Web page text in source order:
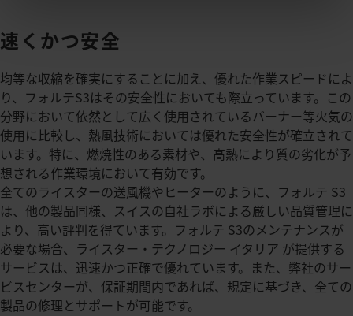
速くかつ安全
均等な収縮を確実にすることに加え、優れた作業スピードによ
り、フォルテS3はその安全性においても際立っています。この
分野において依然として広く使用されているバーナー等火気の
使用に比較し、熱風技術においては優れた安全性が確立されて
います。特に、燃焼性のある素材や、高熱により質の劣化が予
想される作業環境において有効です。
全てのライスターの送風機やヒーターのように、フォルテ S3
は、他の製品同様、スイスの自社ラボによる厳しい品質管理に
より、高い評判を得ています。フォルテ S3のメンテナンスが
必要な場合、ライスター・テクノロジー イタリア が提供する
サービスは、迅速かつ正確で優れています。また、弊社のサー
ビスセンターが、保証期間内であれば、規定に基づき、全ての
製品の修理とサポートが可能です。